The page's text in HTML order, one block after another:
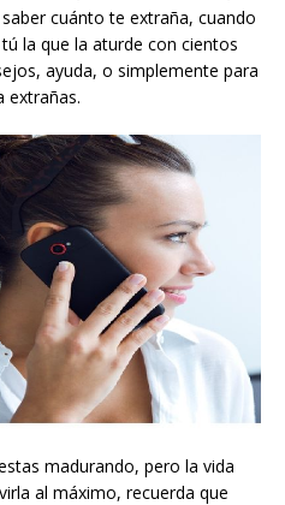
cuánto te extraña, cuando
la que la aturde con cientos
ayuda, o simplemente para
extrañas.
madurando, pero la vida
al máximo, recuerda que